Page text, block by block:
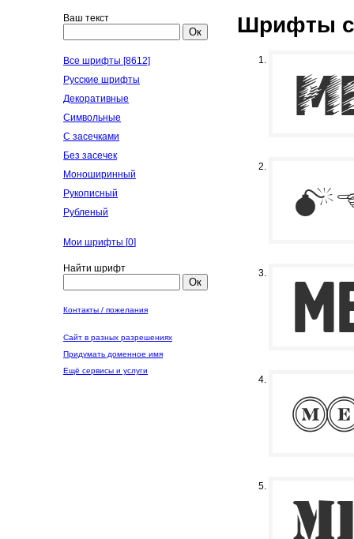
Ваш текст
Ок
Все шрифты [8612]
Русские шрифты
Декоративные
Символьные
С засечками
Без засечек
Моноширинный
Рукописный
Рубленый
Мои шрифты [0]
Найти шрифт
Ок
Контакты / пожелания
Сайт в разных разрешениях
Придумать доменное имя
Ещё сервисы и услуги
Шрифты